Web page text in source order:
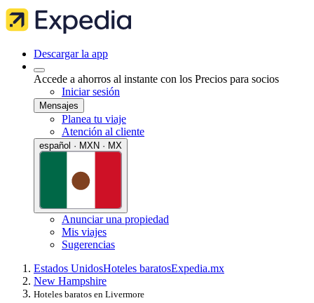
Descargar la app
Accede a ahorros al instante con los Precios para socios
Iniciar sesión
Mensajes
Planea tu viaje
Atención al cliente
español · MXN · MX
Anunciar una propiedad
Mis viajes
Sugerencias
Estados UnidosHoteles baratosExpedia.mx
New Hampshire
Hoteles baratos en Livermore